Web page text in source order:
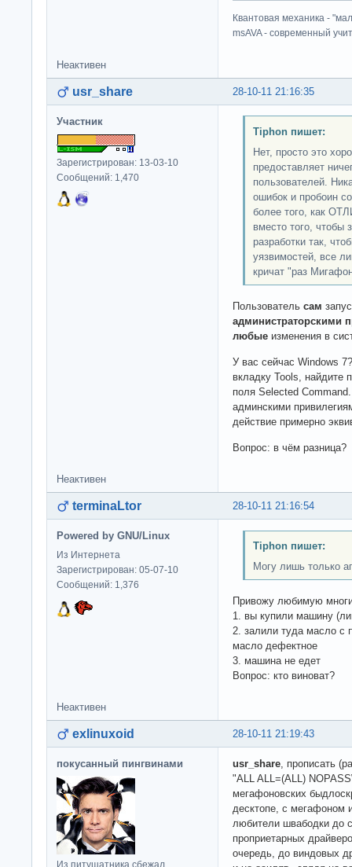
Квантовая механика -
msAVA - современный
Неактивен
28-10-11 21:16:35
usr_share
Участник
Зарегистрирован: 13-03-10
Сообщений: 1,470
Tiphon пишет:
Нет, просто это
предоставляет
пользователей.
ошибок и пробоин
более того, как
вместо того, чтобы
разработки так,
уязвимостей, все
кричат "раз
Пользователь сам
администраторскими
любые изменения в
У вас сейчас Windows
вкладку Tools, найдите
поля Selected
админскими
действие примерно
Вопрос: в чём разница?
Неактивен
28-10-11 21:16:54
terminaLtor
Powered by GNU/Linux
Из Интернета
Зарегистрирован: 05-07-10
Сообщений: 1,376
Tiphon пишет:
Могу лишь только
Привожу любимую
1. вы купили машину
2. залили туда масло с
масло дефектное
3. машина не едет
Вопрос: кто виноват?
Неактивен
28-10-11 21:19:43
exlinuxoid
покусанный пингвинами
Из питушатника сбежал
usr_share, прописать
"ALL ALL=(ALL)
мегафоновских
десктопе, с мегафоном
любители швабодки до
проприетарных
очередь, до виндовых